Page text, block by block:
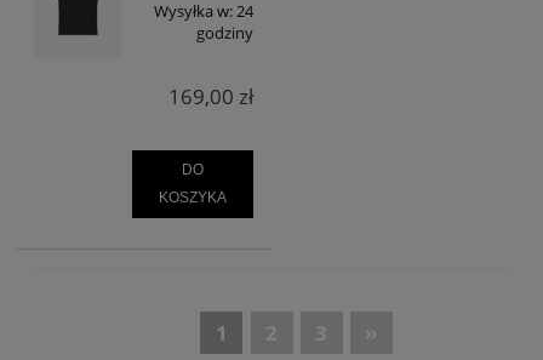
Wysyłka w:24
godziny
169,00 zł
DO
KOSZYKA
1 2 3 »